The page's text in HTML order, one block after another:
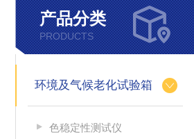
产品分类
PRODUCTS
环境及气候老化试验箱
色稳定性测试仪